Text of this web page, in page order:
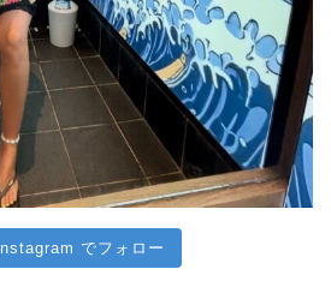
Instagram でフォロー